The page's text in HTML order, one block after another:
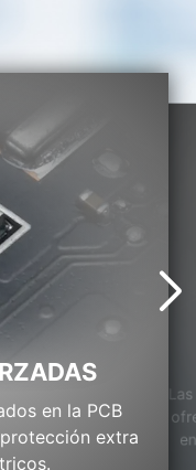
en la PCB
extra